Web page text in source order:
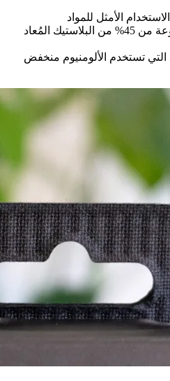
الأمثل للمواد
الأجزاء البلاستيكية مصنوعة من 45% من البلاستيك المُعاد
التي تستخدم الألومنيوم منخفض